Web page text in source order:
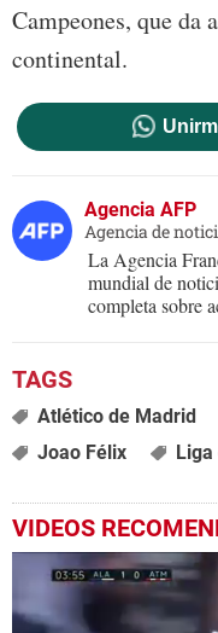
Campeones, que da
continental.
Agencia AFP
Agencia de
La Agencia
mundial de
completa sobre
Atlético de Madrid
Joao Félix
VIDEOS